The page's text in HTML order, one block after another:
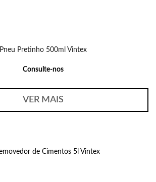
Pneu Pretinho 500ml Vintex
Consulte-nos
VER MAIS